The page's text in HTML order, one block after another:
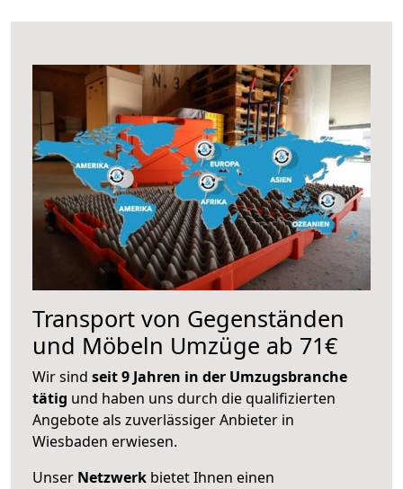
Transport von Gegenständen
und Möbeln Umzüge ab 71€
Wir sind seit 9 Jahren in der Umzugsbranche
tätig und haben uns durch die qualifizierten
Angebote als zuverlässiger Anbieter in
Wiesbaden erwiesen.
Unser Netzwerk bietet Ihnen einen